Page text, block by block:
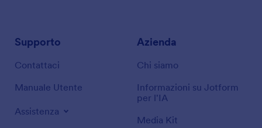
Supporto
Contattaci
Manuale Utente
Assistenza
Azienda
Chi siamo
Informazioni su Jotform
per l'IA
Media Kit